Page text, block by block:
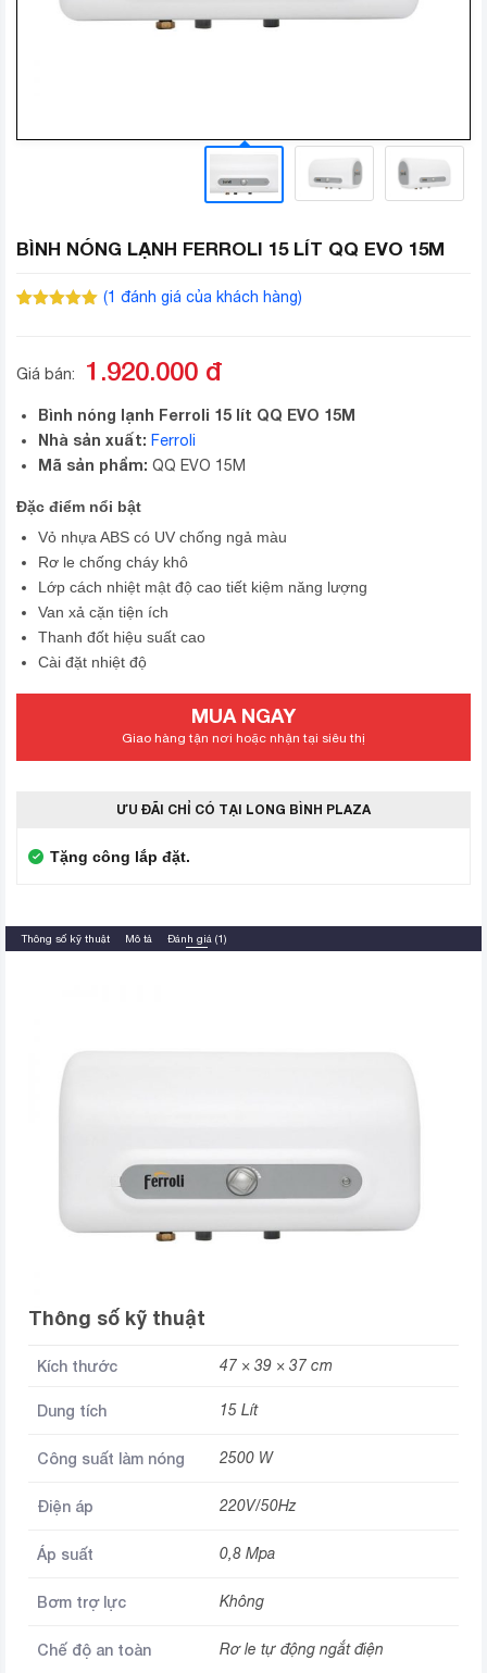
BÌNH NÓNG LẠNH FERROLI 15 LÍT QQ EVO 15M
(1 đánh giá của khách hàng)
Giá bán: 1.920.000 đ
Bình nóng lạnh Ferroli 15 lít QQ EVO 15M
Nhà sản xuất: Ferroli
Mã sản phẩm: QQ EVO 15M
Đặc điểm nổi bật
Vỏ nhựa ABS có UV chống ngả màu
Rơ le chống cháy khô
Lớp cách nhiệt mật độ cao tiết kiệm năng lượng
Van xả cặn tiện ích
Thanh đốt hiệu suất cao
Cài đặt nhiệt độ
MUA NGAY
Giao hàng tận nơi hoặc nhận tại siêu thị
ƯU ĐÃI CHỈ CÓ TẠI LONG BÌNH PLAZA
Tặng công lắp đặt.
Thông số kỹ thuật Mô tả Đánh giá (1)
Thông số kỹ thuật
Kích thước 47 × 39 × 37 cm
Dung tích 15 Lít
Công suất làm nóng 2500 W
Điện áp 220V/50Hz
Áp suất 0,8 Mpa
Bơm trợ lực Không
Chế độ an toàn Rơ le tự động ngắt điện